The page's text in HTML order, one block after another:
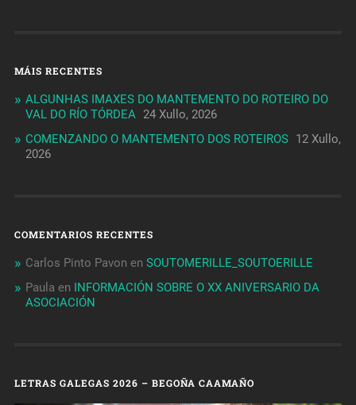
MÁIS RECENTES
ALGUNHAS IMAXES DO MANTEMENTO DO ROTEIRO DO
VAL DO RÍO TÓRDEA 24 Xullo, 2026
COMENZANDO O MANTEMENTO DOS ROTEIROS 12 Xullo,
2026
COMENTARIOS RECENTES
Carlos Pinto Pavon en SOUTOMERILLE_SOUTOERILLE
Paula en INFORMACIÓN SOBRE O XX ANIVERSARIO DA
ASOCIACIÓN
LETRAS GALEGAS 2026 – BEGOÑA CAAMAÑO